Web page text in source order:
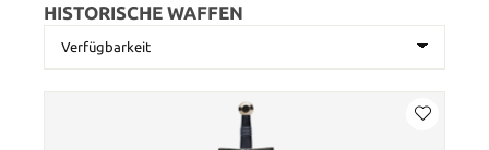
HISTORISCHE WAFFEN